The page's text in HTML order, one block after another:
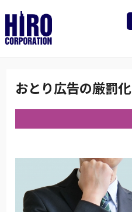
おとり広告の厳罰化